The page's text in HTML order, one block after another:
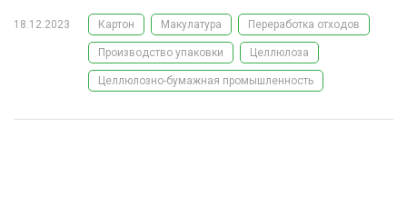
ЛЕСНОЕ ХОЗЯЙСТВО
ЛЕСОЗАГОТОВКА
ЭКСПЕРТНОЕ МНЕНИЕ
18.12.2023 Картон Макулатура Переработка отходов
Производство упаковки Целлюлоза
Целлюлозно-бумажная промышленность